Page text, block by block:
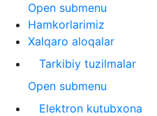
Open submenu
Hamkorlarimiz
Xalqaro aloqalar
Tarkibiy tuzilmalar
Open submenu
Elektron kutubxona